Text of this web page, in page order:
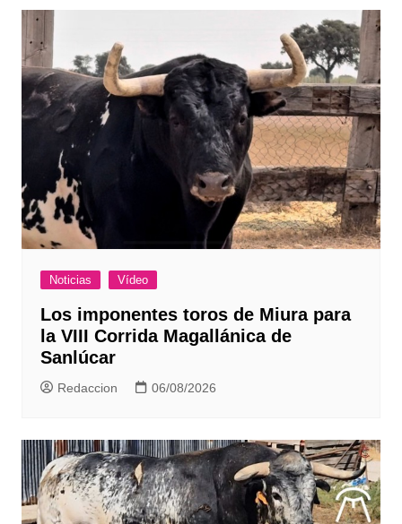
Noticias Vídeo
Los imponentes toros de Miura para
la VIII Corrida Magallánica de
Sanlúcar
Redaccion 06/08/2026